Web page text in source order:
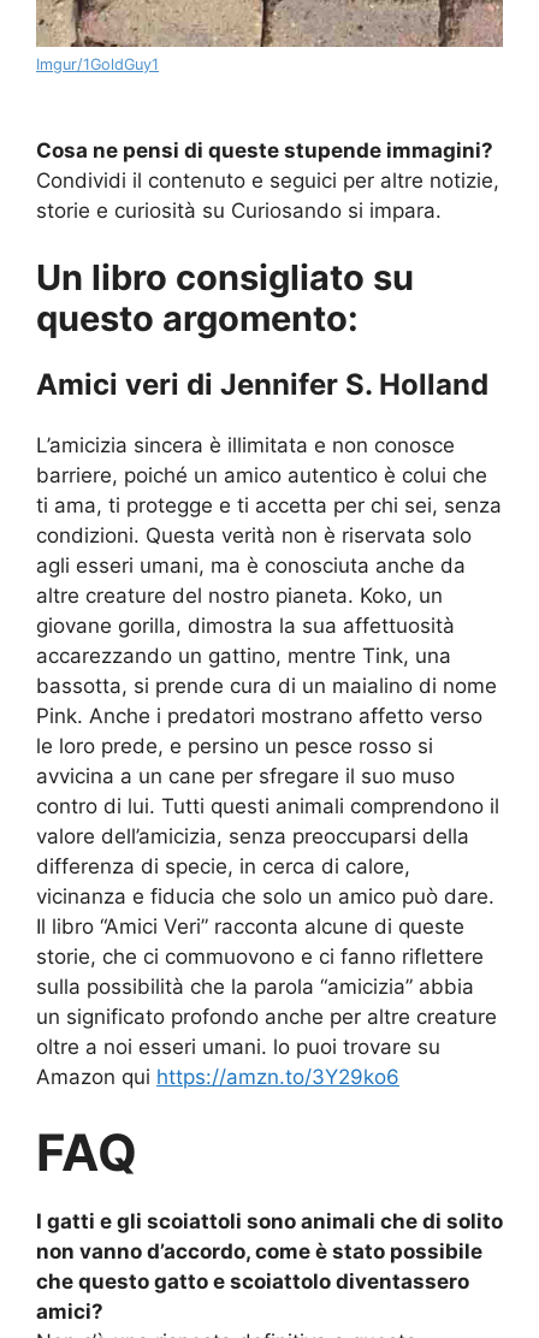
Imgur/1GoldGuy1
Cosa ne pensi di queste stupende immagini?
Condividi il contenuto e seguici per altre notizie,
storie e curiosità su Curiosando si impara.
Un libro consigliato su
questo argomento:
Amici veri di Jennifer S. Holland
L’amicizia sincera è illimitata e non conosce
barriere, poiché un amico autentico è colui che
ti ama, ti protegge e ti accetta per chi sei, senza
condizioni. Questa verità non è riservata solo
agli esseri umani, ma è conosciuta anche da
altre creature del nostro pianeta. Koko, un
giovane gorilla, dimostra la sua affettuosità
accarezzando un gattino, mentre Tink, una
bassotta, si prende cura di un maialino di nome
Pink. Anche i predatori mostrano affetto verso
le loro prede, e persino un pesce rosso si
avvicina a un cane per sfregare il suo muso
contro di lui. Tutti questi animali comprendono il
valore dell’amicizia, senza preoccuparsi della
differenza di specie, in cerca di calore,
vicinanza e fiducia che solo un amico può dare.
Il libro “Amici Veri” racconta alcune di queste
storie, che ci commuovono e ci fanno riflettere
sulla possibilità che la parola “amicizia” abbia
un significato profondo anche per altre creature
oltre a noi esseri umani. lo puoi trovare su
Amazon qui https://amzn.to/3Y29ko6
FAQ
I gatti e gli scoiattoli sono animali che di solito
non vanno d’accordo, come è stato possibile
che questo gatto e scoiattolo diventassero
amici?